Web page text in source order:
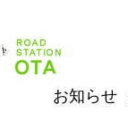
お知らせ